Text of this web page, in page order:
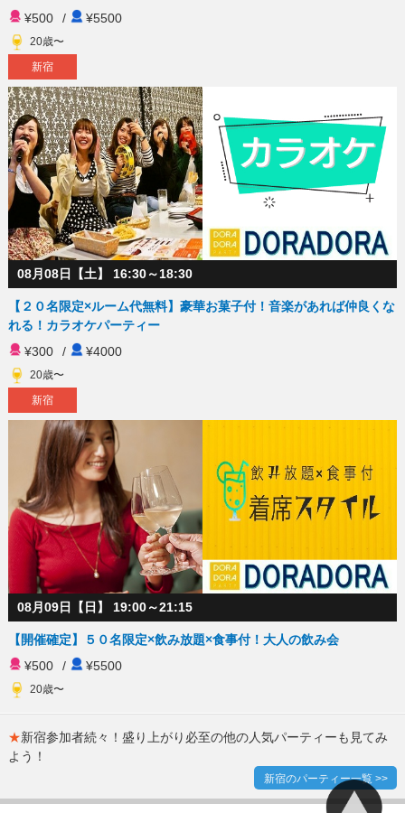
¥500
/ ¥5500
20歳〜
新宿
08月08日【土】 16:30～18:30
【２０名限定×ルーム代無料】豪華お菓子付！音楽があれば仲良くな
れる！カラオケパーティー
¥300
/ ¥4000
20歳〜
新宿
08月09日【日】 19:00～21:15
【開催確定】５０名限定×飲み放題×食事付！大人の飲み会
¥500
/ ¥5500
20歳〜
★新宿参加者続々！盛り上がり必至の他の人気パーティーも見てみ
よう！
新宿のパーティー一覧 >>